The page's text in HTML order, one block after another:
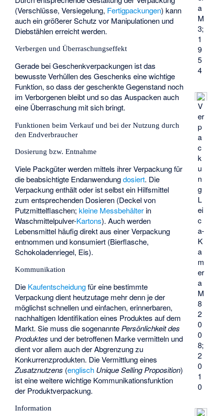
a
M
3;
1
9
5
4
V
er
p
a
c
k
u
n
g
L
ei
c
a-
K
a
m
er
a
M
8
2
0
0
8;
2
0
1
0
(Verschlüsse, Versiegelung, Fertigpackungen) kann
auch ein größerer Schutz vor Manipulationen und
Diebstählen erreicht werden.
Verbergen und Überraschungseffekt
Gerade bei Geschenkverpackungen ist das
bewusste Verhüllen des Geschenks eine wichtige
Funktion, so dass der geschenkte Gegenstand noch
im Verborgenen bleibt und so das Auspacken auch
eine Überraschung mit sich bringt.
Funktionen beim Verkauf und bei der Nutzung durch
den Endverbraucher
Dosierung bzw. Entnahme
Viele Packgüter werden mittels ihrer Verpackung für
die beabsichtigte Endanwendungdosiert. Die
Verpackung enthält oder ist selbst ein Hilfsmittel
zum entsprechenden Dosieren (Deckel von
Putzmittelflaschen;kleine Messbehälter in
Waschmittelpulver-Kartons). Auch werden
Lebensmittel häufig direkt aus einer Verpackung
entnommen und konsumiert (Bierflasche,
Schokoladenriegel, Eis).
Kommunikation
Die Kaufentscheidungfür eine bestimmte
Verpackung dient heutzutage mehr denn je der
möglichst schnellen und einfachen, erinnerbaren,
nachhaltigen Identifikation eines Produktes auf dem
Markt. Sie muss die sogenanntePersönlichkeit des
Produktes und der betroffenen Marke vermitteln und
dient vor allem auch der Abgrenzung zu
Konkurrenzprodukten. Die Vermittlung eines
Zusatznutzens (englisch Unique Selling Proposition)
ist eine weitere wichtige Kommunikationsfunktion
der Produktverpackung.
Information